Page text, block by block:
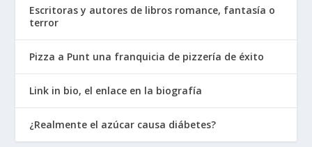
Escritoras y autores de libros romance, fantasía o
terror
Pizza a Punt una franquicia de pizzería de éxito
Link in bio, el enlace en la biografía
¿Realmente el azúcar causa diábetes?